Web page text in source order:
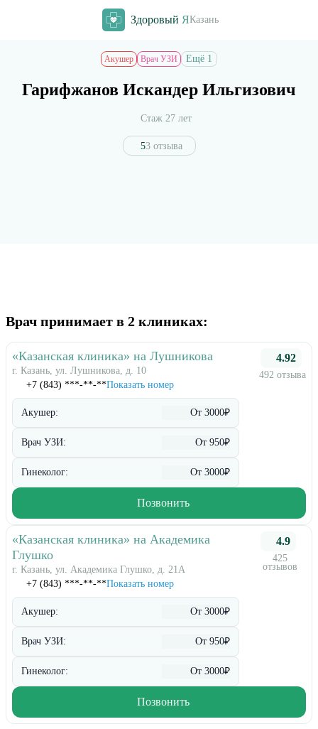
Здоровый ЯКазань
Акушер Врач УЗИ Ещё 1
Гарифжанов Искандер Ильгизович
Стаж 27 лет
53 отзыва
Врач принимает в 2 клиниках:
«Казанская клиника» на Лушникова
г. Казань, ул. Лушникова, д. 10
+7 (843) ***-**-**Показать номер
4.92
492 отзыва
Акушер: От 3000₽
Врач УЗИ: От 950₽
Гинеколог: От 3000₽
Позвонить
«Казанская клиника» на Академика
Глушко
г. Казань, ул. Академика Глушко, д. 21А
+7 (843) ***-**-**Показать номер
4.9
425
отзывов
Акушер: От 3000₽
Врач УЗИ: От 950₽
Гинеколог: От 3000₽
Позвонить